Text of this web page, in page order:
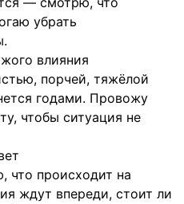
убрать
влияния
порчей, тяжёлой
годами. Провожу
чтобы ситуация не
что происходит на
ждут впереди, стоит ли